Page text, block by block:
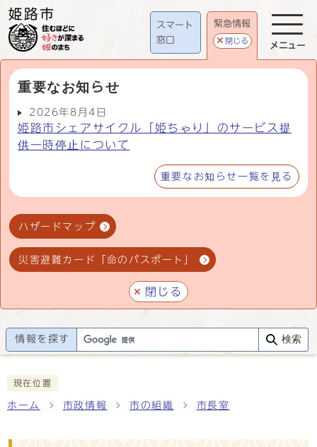
スマート
窓口
緊急情報
閉じる
重要なお知らせ
2026年8月4日
姫路市シェアサイクル「姫ちゃり」のサービス提
供一時停止について
重要なお知らせ一覧を見る
ハザードマップ
災害避難カード「命のパスポート」
閉じる
メニュー
情報を探す 検索
現在位置
ホーム 市政情報 市の組織 市長室